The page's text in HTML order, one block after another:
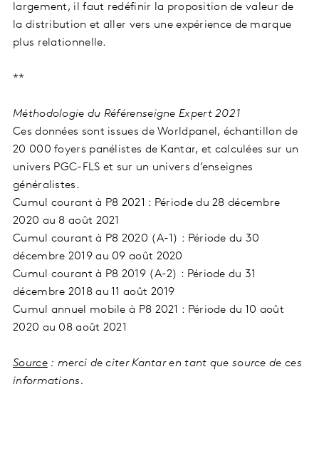
largement, il faut redéfinir la proposition de valeur de
la distribution et aller vers une expérience de marque
plus relationnelle.
**
Méthodologie du Référenseigne Expert 2021
Ces données sont issues de Worldpanel, échantillon de
20 000 foyers panélistes de Kantar, et calculées sur un
univers PGC-FLS et sur un univers d’enseignes
généralistes.
Cumul courant à P8 2021 : Période du 28 décembre
2020 au 8 août 2021
Cumul courant à P8 2020 (A-1) : Période du 30
décembre 2019 au 09 août 2020
Cumul courant à P8 2019 (A-2) : Période du 31
décembre 2018 au 11 août 2019
Cumul annuel mobile à P8 2021 : Période du 10 août
2020 au 08 août 2021
Source: merci de citer Kantar en tant que source de ces
informations.